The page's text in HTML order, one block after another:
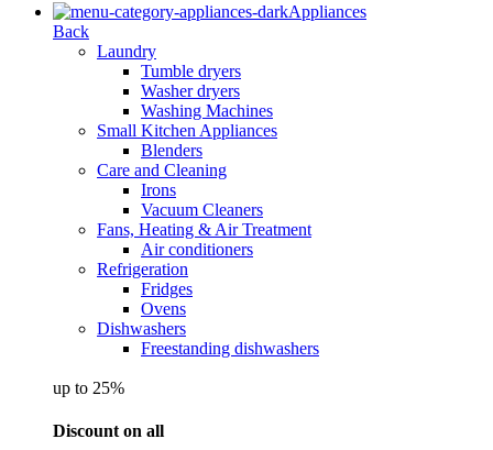
Appliances
Back
Laundry
Tumble dryers
Washer dryers
Washing Machines
Small Kitchen Appliances
Blenders
Care and Cleaning
Irons
Vacuum Cleaners
Fans, Heating & Air Treatment
Air conditioners
Refrigeration
Fridges
Ovens
Dishwashers
Freestanding dishwashers
up to 25%
Discount on all